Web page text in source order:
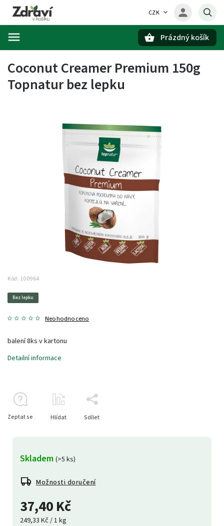
CZK
Prázdný košík
Coconut Creamer Premium 150g
Topnatur bez lepku
Kód: 100964
Bez lepku
Neohodnoceno
37,40 Kč
249,33 Kč / 1 kg
Skladem (>5 ks)
Možnosti doručení
balení 8ks v kartonu
Detailní informace
Zeptat se Hlídat Sdílet